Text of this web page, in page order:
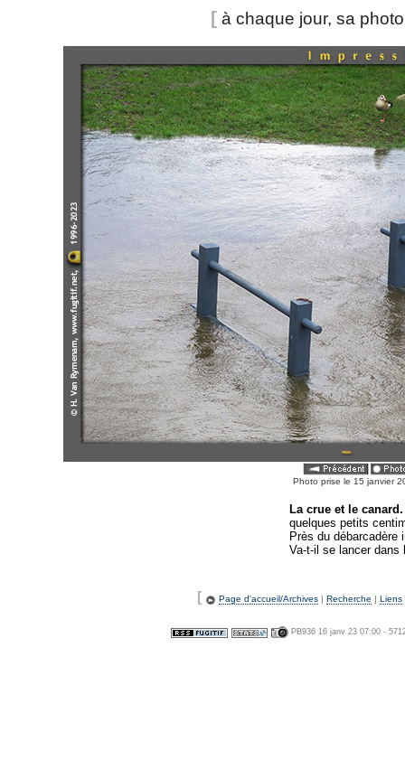
[ à chaque jour, sa
Photo prise le 15 janvier
La crue et le canard.
quelques petits
Près du
Va-t-il se lancer dans
[ Page d'accueil/Archives | Recherche | Liens
PB936 16 janv 23 07:00 -